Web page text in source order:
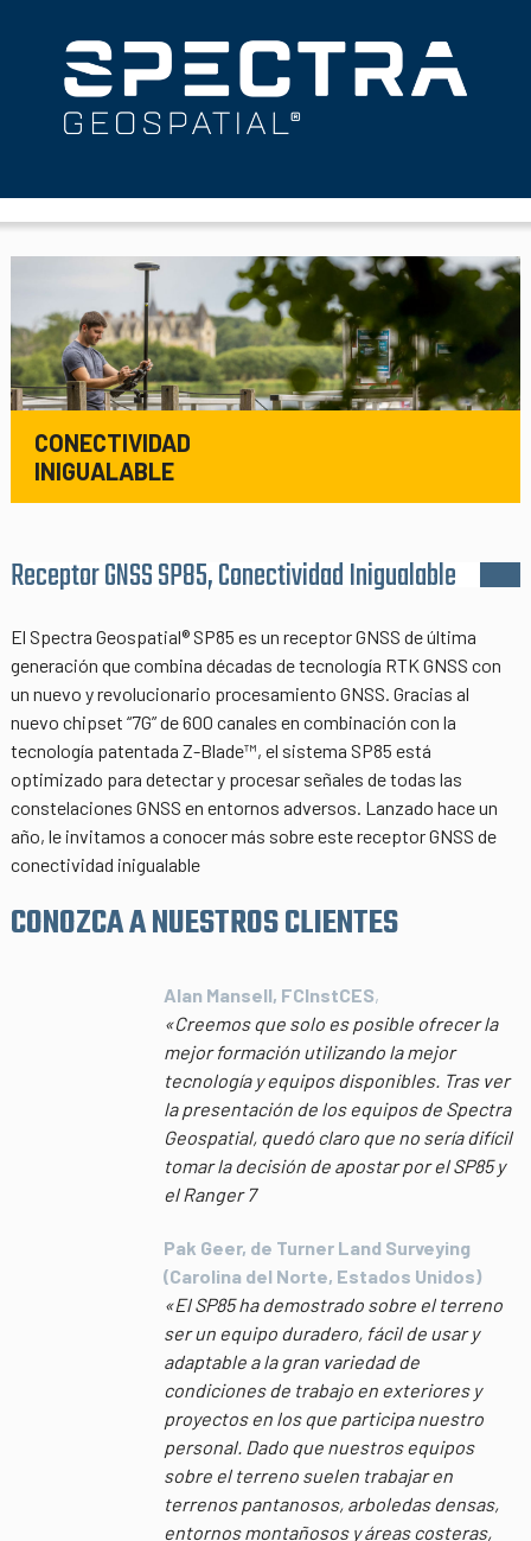
CONECTIVIDAD
INIGUALABLE
Receptor GNSS SP85, Conectividad Inigualable
El Spectra Geospatial® SP85 es un receptor GNSS de última
generación que combina décadas de tecnología RTK GNSS con
un nuevo y revolucionario procesamiento GNSS. Gracias al
nuevo chipset “7G” de 600 canales en combinación con la
tecnología patentada Z-Blade™, el sistema SP85 está
optimizado para detectar y procesar señales de todas las
constelaciones GNSS en entornos adversos. Lanzado hace un
año, le invitamos a conocer más sobre este receptor GNSS de
conectividad inigualable
CONOZCA A NUESTROS CLIENTES
Alan Mansell, FCInstCES,
«Creemos que solo es posible ofrecer la
mejor formación utilizando la mejor
tecnología y equipos disponibles. Tras ver
la presentación de los equipos de Spectra
Geospatial, quedó claro que no sería difícil
tomar la decisión de apostar por el SP85 y
el Ranger 7
Pak Geer, de Turner Land Surveying
(Carolina del Norte, Estados Unidos)
«El SP85 ha demostrado sobre el terreno
ser un equipo duradero, fácil de usar y
adaptable a la gran variedad de
condiciones de trabajo en exteriores y
proyectos en los que participa nuestro
personal. Dado que nuestros equipos
sobre el terreno suelen trabajar en
terrenos pantanosos, arboledas densas,
entornos montañosos y áreas costeras,